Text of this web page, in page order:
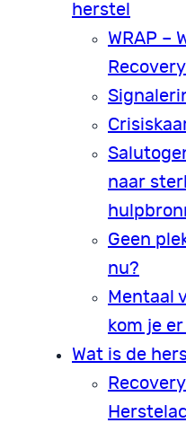
herstel
WRAP –
naar
Geen
nu?
Mentaal
kom je
Wat is de